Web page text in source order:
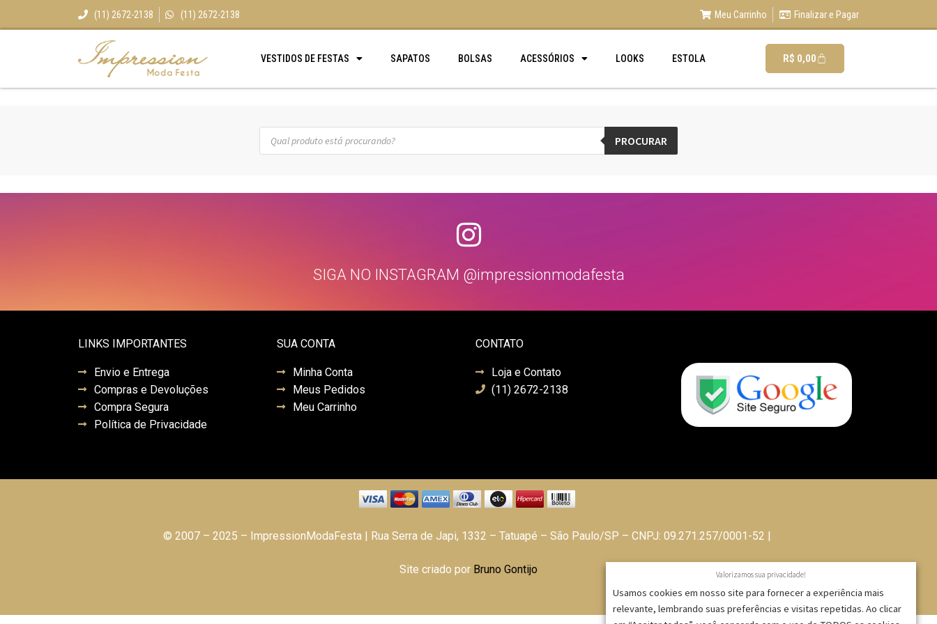
(11) 2672-2138 (11) 2672-2138 Meu Carrinho Finalizar e Pagar
VESTIDOS DE FESTAS SAPATOS BOLSAS ACESSÓRIOS LOOKS ESTOLA R$ 0,00
PROCURAR
SIGA NO INSTAGRAM @impressionmodafesta
LINKS IMPORTANTES
Envio e Entrega
Compras e Devoluções
Compra Segura
Política de Privacidade
SUA CONTA
Minha Conta
Meus Pedidos
Meu Carrinho
CONTATO
Loja e Contato
(11) 2672-2138
© 2007 – 2025 – ImpressionModaFesta | Rua Serra de Japi, 1332 – Tatuapé – São Paulo/SP – CNPJ: 09.271.257/0001-52 |
Site criado por Bruno Gontijo Valorizamos sua privacidade!
Usamos cookies em nosso site para fornecer a experiência mais
relevante, lembrando suas preferências e visitas repetidas. Ao clicar